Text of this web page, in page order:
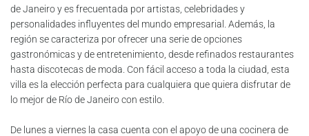
de Janeiro y es frecuentada por artistas, celebridades y
personalidades influyentes del mundo empresarial. Además, la
región se caracteriza por ofrecer una serie de opciones
gastronómicas y de entretenimiento, desde refinados restaurantes
hasta discotecas de moda. Con fácil acceso a toda la ciudad, esta
villa es la elección perfecta para cualquiera que quiera disfrutar de
lo mejor de Río de Janeiro con estilo.
De lunes a viernes la casa cuenta con el apoyo de una cocinera de